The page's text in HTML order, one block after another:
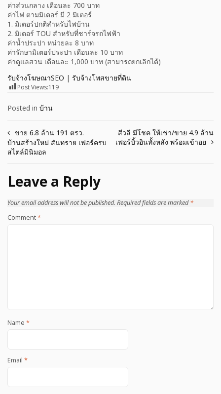
ค่าส่วนกลาง เดือนละ 700 บาท
ค่าไฟ ตามมิเตอร์ มี 2 มิเตอร์
1. มิเตอร์ปกติสำหรับไฟบ้าน
2. มิเตอร์ TOU สำหรับที่ชาร์จรถไฟฟ้า
ค่าน้ำประปา หน่วยละ 8 บาท
ค่ารักษามิเตอร์ประปา เดือนละ 10 บาท
ค่าดูแลสวน เดือนละ 1,000 บาท (สามารถยกเลิกได้)
รับจ้างโฆษณาSEO | รับจ้างโพสขายที่ดิน
Post Views:119
Posted in บ้าน
Post
navigation
ขาย 6.8 ล้าน 191 ตรว.
บ้านสร้างใหม่ สันทราย เฟอร์ครบ
สไตล์มินิมอล
สีวลี มีโชค ให้เช่า/ขาย 4.9 ล้าน
เฟอร์บิ้วอินทั้งหลัง พร้อมเข้าอย
Leave a Reply
Your email address will not be published. Required fields are marked*
Comment*
Name *
Email *